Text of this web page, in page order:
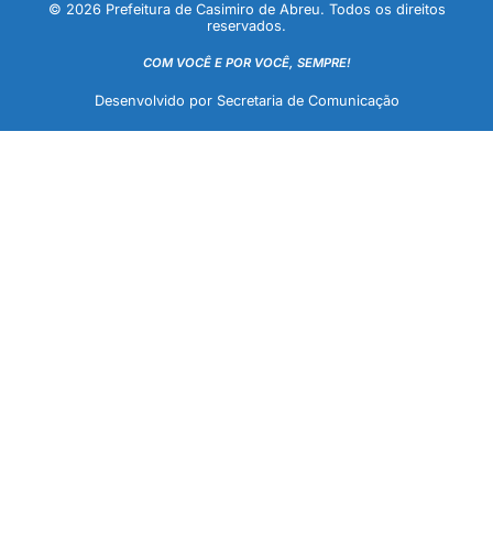
© 2026 Prefeitura de Casimiro de Abreu. Todos os direitos
reservados.
COM VOCÊ E POR VOCÊ, SEMPRE!
Desenvolvido por Secretaria de Comunicação